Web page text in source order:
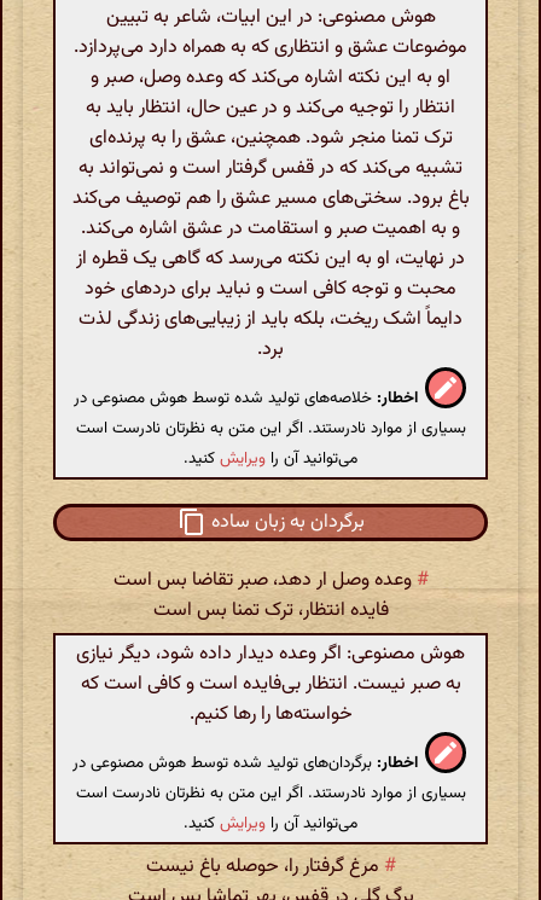
هوش مصنوعی: در این ابیات، شاعر به تبیین
موضوعات عشق و انتظاری که به همراه دارد می‌پردازد.
او به این نکته اشاره می‌کند که وعده وصل، صبر و
انتظار را توجیه می‌کند و در عین حال، انتظار باید به
ترک تمنا منجر شود. همچنین، عشق را به پرنده‌ای
تشبیه می‌کند که در قفس گرفتار است و نمی‌تواند به
باغ برود. سختی‌های مسیر عشق را هم توصیف می‌کند
و به اهمیت صبر و استقامت در عشق اشاره می‌کند.
در نهایت، او به این نکته می‌رسد که گاهی یک قطره از
محبت و توجه کافی است و نباید برای دردهای خود
دایماً اشک ریخت، بلکه باید از زیبایی‌های زندگی لذت
برد.
اخطار: خلاصه‌های تولید شده توسط هوش مصنوعی در
بسیاری از موارد نادرستند. اگر این متن به نظرتان نادرست است
می‌توانید آن را ویرایشکنید.
برگردان به زبان ساده
# وعده وصل ار دهد، صبر تقاضا بس است
فایده انتظار، ترک تمنا بس است
هوش مصنوعی: اگر وعده دیدار داده شود، دیگر نیازی
به صبر نیست. انتظار بی‌فایده است و کافی است که
خواسته‌ها را رها کنیم.
اخطار: برگردان‌های تولید شده توسط هوش مصنوعی در
بسیاری از موارد نادرستند. اگر این متن به نظرتان نادرست است
می‌توانید آن را ویرایشکنید.
# مرغ گرفتار را، حوصله باغ نیست